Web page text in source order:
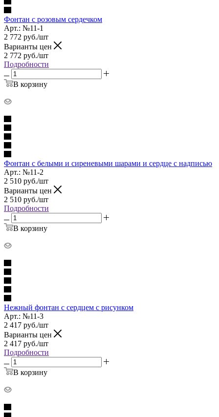
Фонтан с розовым сердечком
Арт.: №11-1
2 772 руб./шт
Варианты цен
2 772 руб./шт
Подробности
В корзину
Фонтан с белыми и сиреневыми шарами и сердце с надписью
Арт.: №11-2
2 510 руб./шт
Варианты цен
2 510 руб./шт
Подробности
В корзину
Нежный фонтан с сердцем с рисунком
Арт.: №11-3
2 417 руб./шт
Варианты цен
2 417 руб./шт
Подробности
В корзину